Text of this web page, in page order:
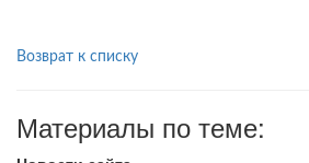
Возврат к списку
Материалы по теме: